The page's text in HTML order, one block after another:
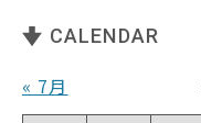
CALENDAR
« 7月